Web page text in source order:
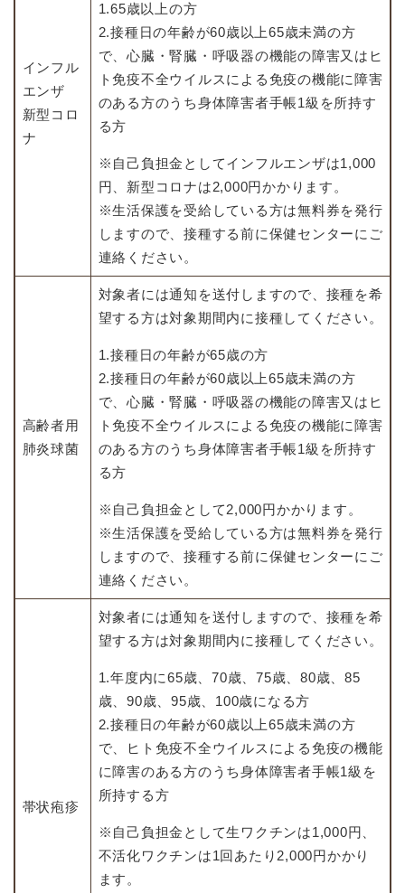
インフル
エンザ
新型コロ
ナ
1.65歳以上の方
2.接種日の年齢が60歳以上65歳未満の方
で、心臓・腎臓・呼吸器の機能の障害又はヒ
ト免疫不全ウイルスによる免疫の機能に障害
のある方のうち身体障害者手帳1級を所持す
る方
※自己負担金としてインフルエンザは1,000
円、新型コロナは2,000円かかります。
※生活保護を受給している方は無料券を発行
しますので、接種する前に保健センターにご
連絡ください。
高齢者用
肺炎球菌
対象者には通知を送付しますので、接種を希
望する方は対象期間内に接種してください。
1.接種日の年齢が65歳の方
2.接種日の年齢が60歳以上65歳未満の方
で、心臓・腎臓・呼吸器の機能の障害又はヒ
ト免疫不全ウイルスによる免疫の機能に障害
のある方のうち身体障害者手帳1級を所持す
る方
※自己負担金として2,000円かかります。
※生活保護を受給している方は無料券を発行
しますので、接種する前に保健センターにご
連絡ください。
帯状疱疹
対象者には通知を送付しますので、接種を希
望する方は対象期間内に接種してください。
1.年度内に65歳、70歳、75歳、80歳、85
歳、90歳、95歳、100歳になる方
2.接種日の年齢が60歳以上65歳未満の方
で、ヒト免疫不全ウイルスによる免疫の機能
に障害のある方のうち身体障害者手帳1級を
所持する方
※自己負担金として生ワクチンは1,000円、
不活化ワクチンは1回あたり2,000円かかり
ます。